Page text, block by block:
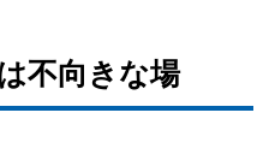
不向きな場